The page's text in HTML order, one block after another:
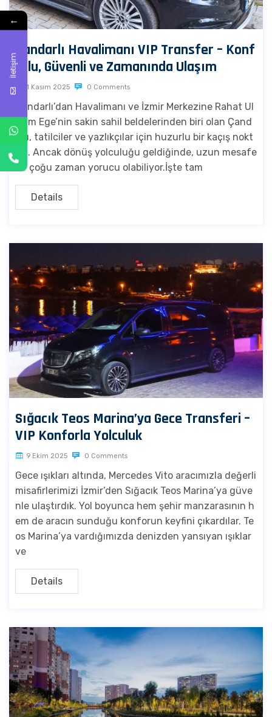
Çandarlı Havalimanı VIP Transfer – Konf
orlu, Güvenli ve Zamanında Ulaşım
1 Kasım 2025 0 Comments
Çandarlı’dan Havalimanı ve İzmir Merkezine Rahat Ul
aşım Ege’nin sakin sahil beldelerinden biri olan Çand
arlı, tatilciler ve yazlıkçılar için huzurlu bir kaçış nokt
ası. Ancak dönüş yolculuğu geldiğinde, uzun mesafe
ler çoğu zaman yorucu olabiliyor.İşte tam
Details
Sığacık Teos Marina’ya Gece Transferi –
VIP Konforla Yolculuk
9 Ekim 2025 0 Comments
Gece ışıkları altında, Mercedes Vito aracımızla değerli
misafirlerimizi İzmir’den Sığacık Teos Marina’ya güve
nle ulaştırdık. Yol boyunca hem şehir manzarasının h
em de aracın sunduğu konforun keyfini çıkardılar. Te
os Marina’ya vardığımızda denizden yansıyan ışıklar
ve
Details
←
İletişim